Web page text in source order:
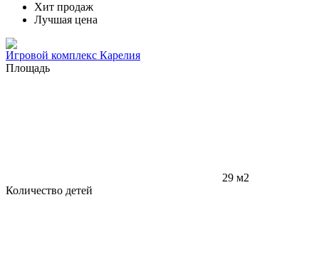
Хит продаж
Лучшая цена
Игровой комплекс Карелия
Площадь
29 м2
Количество детей